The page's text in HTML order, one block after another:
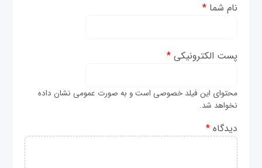
نام شما*
پست الکترونیکی*
محتوای این فیلد خصوصی است و به صورت عمومی نشان داده
نخواهد شد.
دیدگاه*